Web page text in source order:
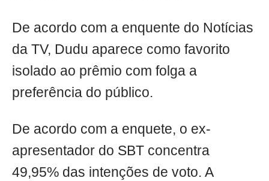
De acordo com a enquente do Notícias
da TV, Dudu aparece como favorito
isolado ao prêmio com folga a
preferência do público.
De acordo com a enquete, o ex-
apresentador do SBT concentra
49,95% das intenções de voto. A